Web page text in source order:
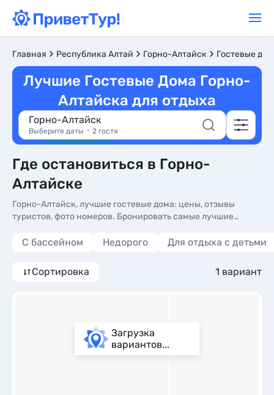
Главная Республика Алтай Горно-Алтайск Гостевые
Лучшие Гостевые Дома Горно-
Алтайска для отдыха
Горно-Алтайск
Выберите даты 2 гостя
Где остановиться в Горно-
Алтайске
Горно-Алтайск, лучшие гостевые дома: цены, отзывы
туристов, фото номеров. Бронировать самые лучшие
посредников - более 10 вариантов, от 2600 руб, номера с
С бассейном Недорого Для отдыха с детьми
Сортировка 1 вариант
Загрузка
вариантов...